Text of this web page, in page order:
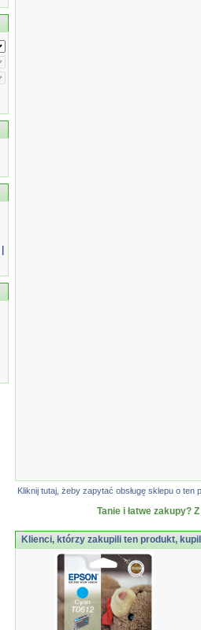
Kliknij tutaj, żeby zapytać obsługę sklepu o
Tanie i łatwe zakupy?
Klienci, którzy zakupili ten produkt,